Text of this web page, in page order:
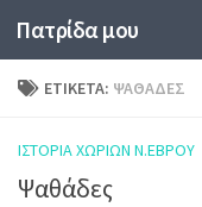
Skip to content
Πατρίδα μου
ΕΤΙΚΈΤΑ: ΨΑΘΆΔΕΣ
ΙΣΤΟΡΊΑ ΧΩΡΙΏΝ Ν.ΈΒΡΟΥ
Ψαθάδες